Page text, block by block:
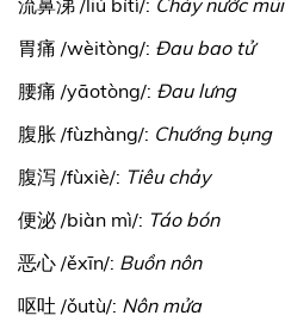
胃痛 /wèitòng/: Đau bao tử
腰痛 /yāotòng/: Đau lưng
腹胀 /fùzhàng/: Chướng bụng
腹泻 /fùxiè/: Tiêu chảy
便泌 /biàn mì/: Táo bón
恶心 /ěxīn/: Buồn nôn
呕吐 /ǒutù/: Nôn mửa